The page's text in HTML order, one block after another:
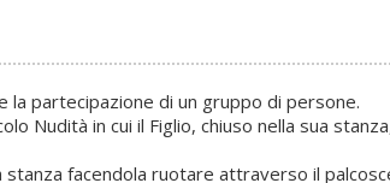
la partecipazione di un gruppo di persone.
Nudità in cui il Figlio, chiuso nella sua
facendola ruotare attraverso il